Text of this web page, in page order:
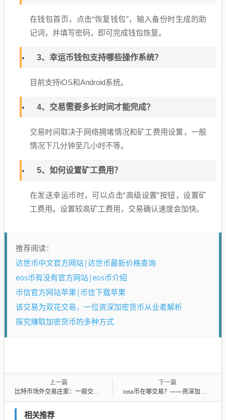
在钱包首页，点击“恢复钱包”，输入备份时生成的助
记词，并填写密码，即可完成钱包恢复。
3、幸运币钱包支持哪些操作系统？
目前支持iOS和Android系统。
4、交易需要多长时间才能完成？
交易时间取决于网络拥堵情况和矿工费用设置，一般
情况下几分钟至几小时不等。
5、如何设置矿工费用？
在发送幸运币时，可以点击“高级设置”按钮，设置矿
工费用。设置较高矿工费用，交易确认速度会加快。
推荐阅读：
达世币中文官方网站|达世币最新价格查询
eos币有没有官方网站|eos币介绍
币信官方网站苹果|币信下载苹果
该交易为双花交易，一位资深加密货币从业者解析
探究赚取加密货币的多种方式
上一篇
比特币场外交易庄家：一窥交易市场黑暗角落
下一篇
iota币在哪交易？——资深加密货币从业者分享经验
相关推荐